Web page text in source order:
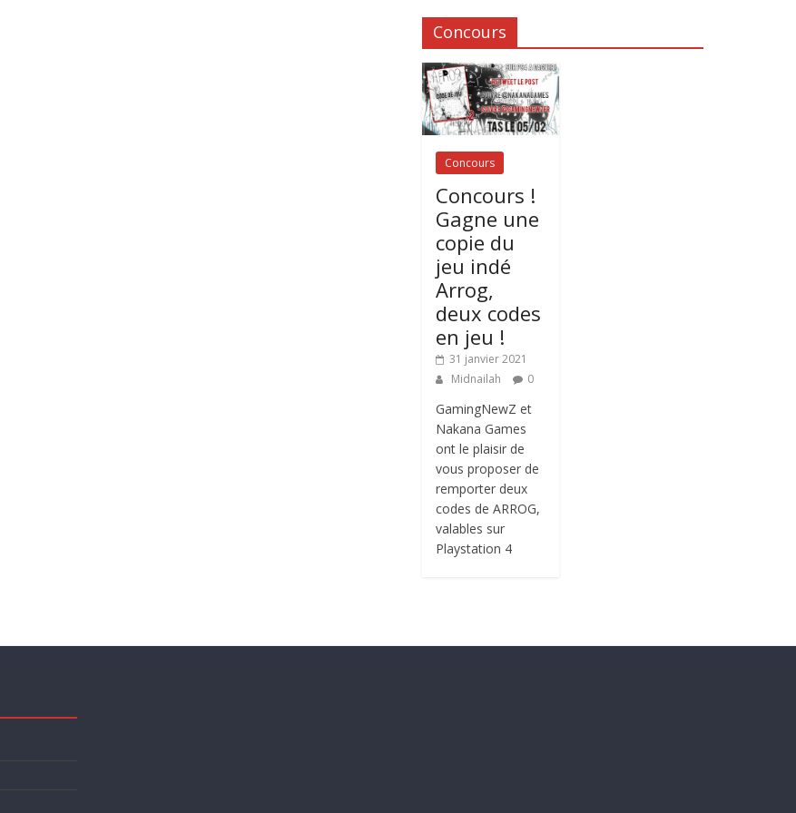
Concours
Concours
Concours !
Gagne une
copie du
jeu indé
Arrog,
deux codes
en jeu !
31 janvier 2021
Midnailah
0
GamingNewZ et
Nakana Games
ont le plaisir de
vous proposer de
remporter deux
codes de ARROG,
valables sur
Playstation 4